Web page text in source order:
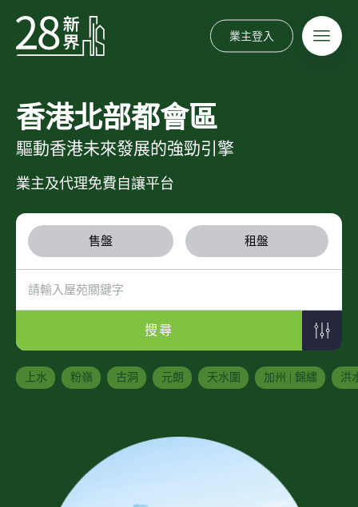
業主登入
香港北部都會區
驅動香港未來發展的強勁引擎
業主及代理免費自讓平台
售盤 租盤
搜尋
上水 粉嶺 古洞 元朗 天水圍 加州 | 錦繡 洪